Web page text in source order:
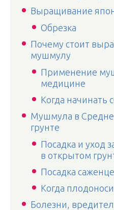
Выращивание
Обрезка
Почему стоит
мушмулу
Применение
медицине
Когда начинать
Мушмула в
грунте
Посадка и уход
в открытом
Посадка
Когда
Болезни,